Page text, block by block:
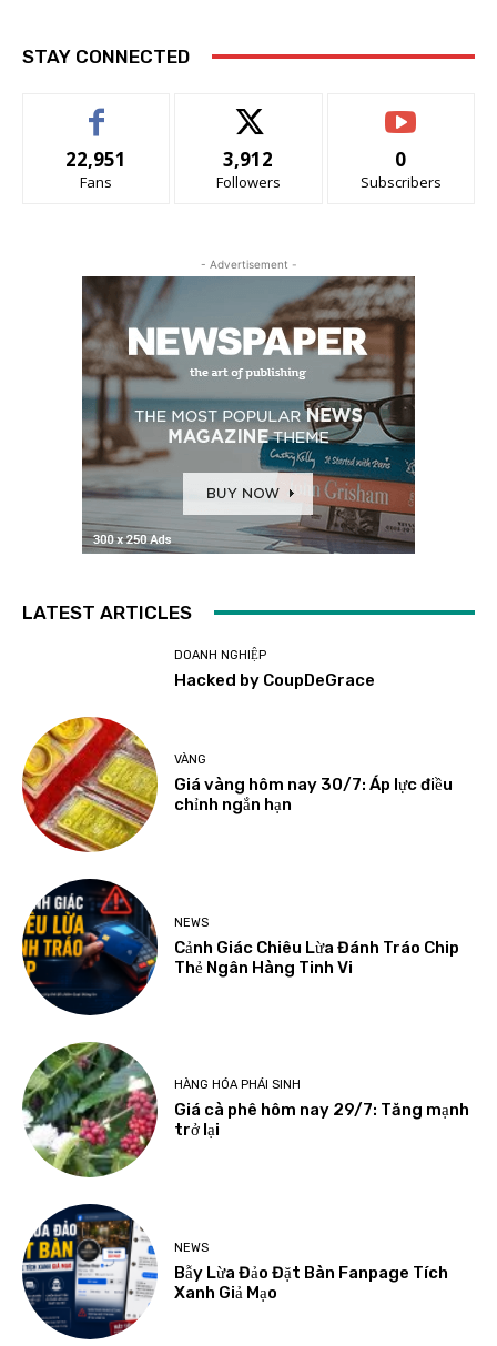
STAY CONNECTED
22,951
Fans
3,912
Followers
0
Subscribers
- Advertisement -
LATEST ARTICLES
DOANH NGHIỆP
Hacked by CoupDeGrace
VÀNG
Giá vàng hôm nay 30/7: Áp lực điều
chỉnh ngắn hạn
NEWS
Cảnh Giác Chiêu Lừa Đánh Tráo Chip
Thẻ Ngân Hàng Tinh Vi
HÀNG HÓA PHÁI SINH
Giá cà phê hôm nay 29/7: Tăng mạnh
trở lại
NEWS
Bẫy Lừa Đảo Đặt Bàn Fanpage Tích
Xanh Giả Mạo